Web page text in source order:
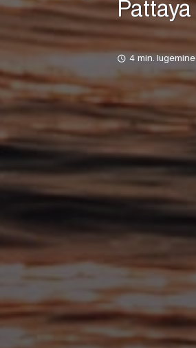
Pattaya
access_time 4 min. lugemine